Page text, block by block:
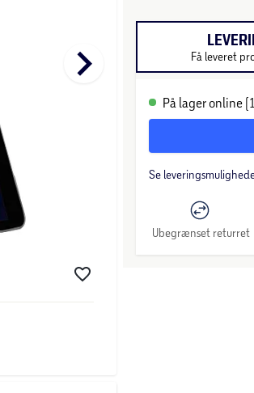
keyboard_arrow_right Få leveret
På lager online
Se
Ubegrænset returret